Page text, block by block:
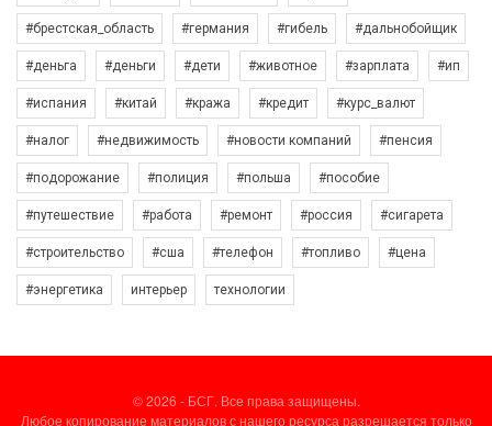
#брестская_область #германия #гибель #дальнобойщик
#деньга #деньги #дети #животное #зарплата #ип
#испания #китай #кража #кредит #курс_валют
#налог #недвижимость #новости компаний #пенсия
#подорожание #полиция #польша #пособие
#путешествие #работа #ремонт #россия #сигарета
#строительство #сша #телефон #топливо #цена
#энергетика интерьер технологии
© 2026 - БСГ. Все права защищены.
Любое копирование материалов с нашего ресурса разрешается только